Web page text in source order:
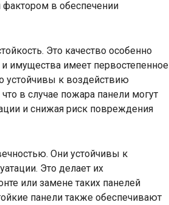
в обеспечении
Это качество особенно
имущества имеет первостепенное
устойчивы к воздействию
в случае пожара панели могут
и снижая риск повреждения
Они устойчивы к
Это делает их
или замене таких панелей
панели также обеспечивают